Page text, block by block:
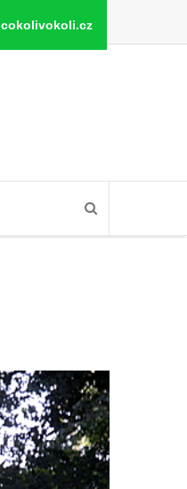
cokolivokoli.cz